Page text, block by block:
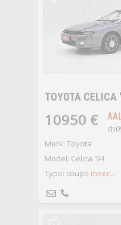
TOYOTA
10950 €
Merk: Toyota
Model: Celica '94
Type: coupe meer...